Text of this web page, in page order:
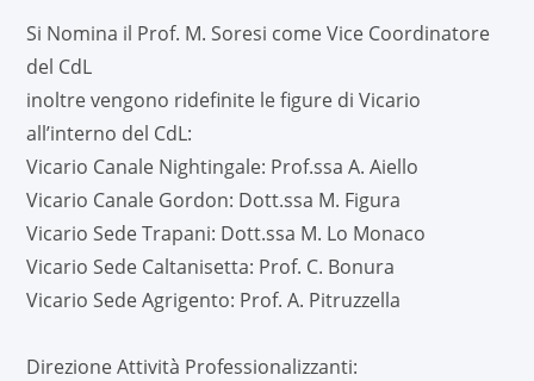
Si Nomina il Prof. M. Soresi come Vice Coordinatore
del CdL
inoltre vengono ridefinite le figure di Vicario
all’interno del CdL:
Vicario Canale Nightingale: Prof.ssa A. Aiello
Vicario Canale Gordon: Dott.ssa M. Figura
Vicario Sede Trapani: Dott.ssa M. Lo Monaco
Vicario Sede Caltanisetta: Prof. C. Bonura
Vicario Sede Agrigento: Prof. A. Pitruzzella
Direzione Attività Professionalizzanti: